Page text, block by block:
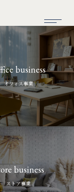
business
オフィス事業
business
ストア事業